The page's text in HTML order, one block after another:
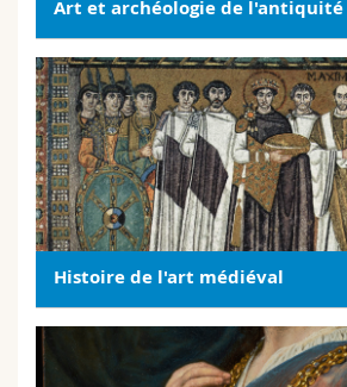
Sciences et médecine
Interfacultaire
Collaborateurs
Doctorants
Webmail
Programme des cours
MyUnifr
Art et archéologie de l'antiquité
Histoire de l'art médiéval